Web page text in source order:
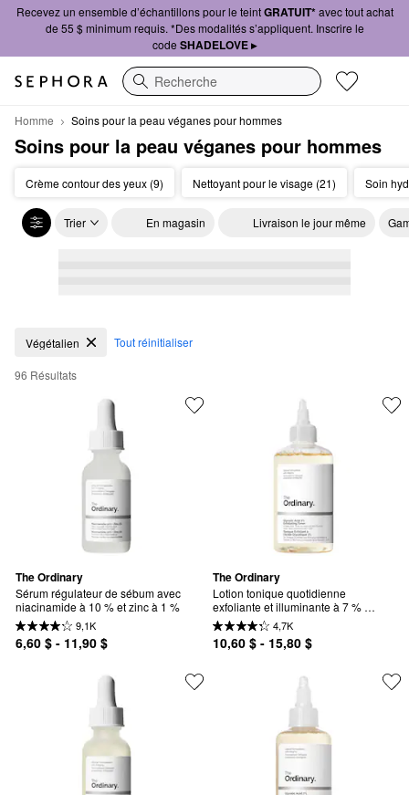
Recevez un ensemble d’échantillons pour le teintGRATUIT*avec tout achat
de 55 $ minimum requis. *Des modalités s’appliquent. Inscrire le
code SHADELOVE ▸
Recherche
Homme Soins pour la peau véganes pour hommes
Soins pour la peau véganes pour hommes
Crème contour des yeux (9) Nettoyant pour le visage (21) Soin
Trier En magasin Livraison le jour même
Soins pour la peau véganes pour hommes
Végétalien Tout réinitialiser
96 Résultats
The Ordinary
Sérum régulateur de sébum avec
niacinamide à 10 % et zinc à 1 %
9,1K
6,60 $ - 11,90 $
The Ordinary
Lotion tonique quotidienne
exfoliante et illuminante à 7 %
d’acide glycolique
4,7K
10,60 $ - 15,80 $